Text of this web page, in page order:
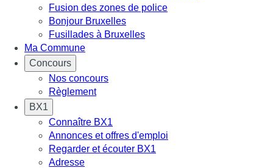
Fusion des zones de police
Bonjour Bruxelles
Fusillades à Bruxelles
Ma Commune
Concours
Nos concours
Règlement
BX1
Connaître BX1
Annonces et offres d'emploi
Regarder et écouter BX1
Adresse